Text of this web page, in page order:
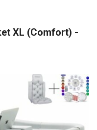
XL (Comfort) -